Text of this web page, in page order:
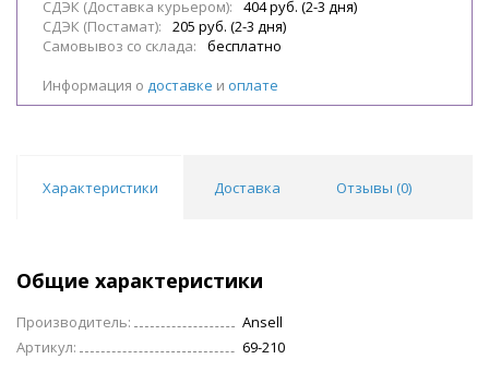
СДЭК (Доставка курьером):
404 руб. (2-3 дня)
СДЭК (Постамат):
205 руб. (2-3 дня)
Самовывоз со склада:
бесплатно
Информация о доставке и оплате
Характеристики Доставка Отзывы (0)
Общие характеристики
Производитель:
Ansell
Артикул:
69-210